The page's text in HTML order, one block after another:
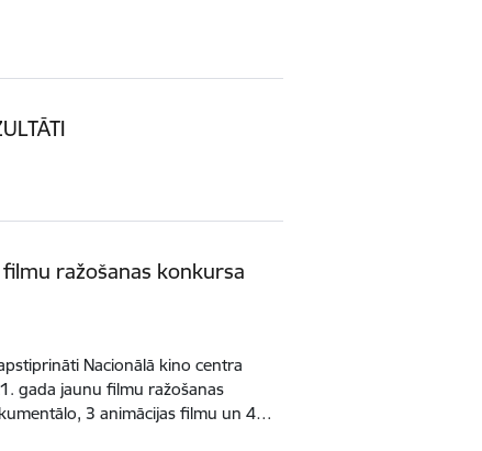
ražošanas konkursa
Nacionālā kino centra
gada jaunu filmu ražošanas
3 animācijas filmu un 4…